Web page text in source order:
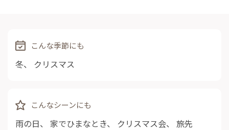
こんな季節にも
冬、 クリスマス
こんなシーンにも
雨の日、 家でひまなとき、 クリスマス会、 旅先